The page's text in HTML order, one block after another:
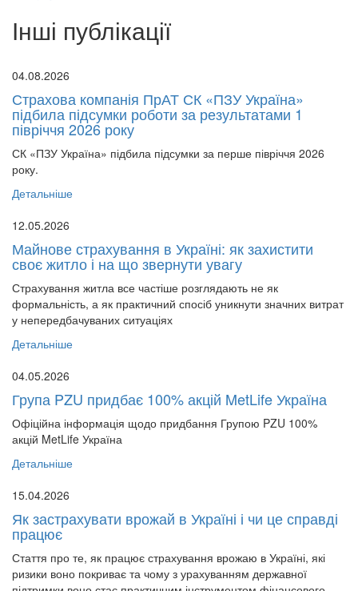
Інші публікації
04.08.2026
Страхова компанія ПрАТ СК «ПЗУ Україна»
підбила підсумки роботи за результатами 1
півріччя 2026 року
СК «ПЗУ Україна» підбила підсумки за перше півріччя 2026
року.
Детальніше
12.05.2026
Майнове страхування в Україні: як захистити
своє житло і на що звернути увагу
Страхування житла все частіше розглядають не як
формальність, а як практичний спосіб уникнути значних витрат
у непередбачуваних ситуаціях
Детальніше
04.05.2026
Група PZU придбає 100% акцій MetLife Україна
Офіційна інформація щодо придбання Групою PZU 100%
акцій MetLife Україна
Детальніше
15.04.2026
Як застрахувати врожай в Україні і чи це справді
працює
Стаття про те, як працює страхування врожаю в Україні, які
ризики воно покриває та чому з урахуванням державної